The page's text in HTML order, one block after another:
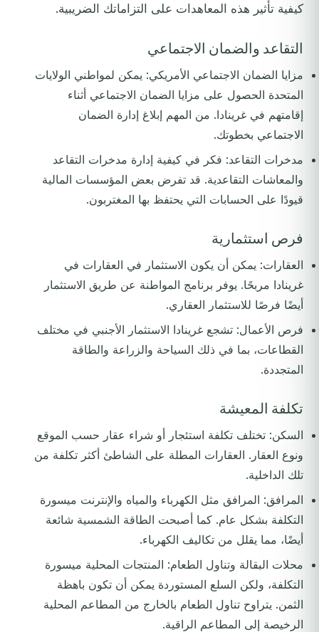
كيفية تأثير هذه المعاهدات على التزاماتك الضريبية.
التقاعد والضمان الاجتماعي
مزايا الضمان الاجتماعي الأمريكي: يمكن لمواطني الولايات
المتحدة الحصول على مزايا الضمان الاجتماعي أثناء
إقامتهم في غرينادا. من المهم إبلاغ إدارة الضمان
الاجتماعي بخطوتك.
مدخرات التقاعد: فكر في كيفية إدارة مدخرات التقاعد
والمعاشات التقاعدية. قد تفرض بعض المؤسسات المالية
قيودًا على الحسابات التي يحتفظ بها المغتربون.
فرص استثمارية
العقارات: يمكن أن يكون الاستثمار في العقارات في
غرينادا مربحًا. يوفر برنامج المواطنة عن طريق الاستثمار
أيضًا فرصًا للاستثمار العقاري.
فرص الأعمال: تشجع غرينادا الاستثمار الأجنبي في مختلف
القطاعات، بما في ذلك السياحة والزراعة والطاقة
المتجددة.
تكلفة المعيشة
السكن: تختلف تكلفة استئجار أو شراء عقار حسب الموقع
ونوع العقار. العقارات المطلة على الشاطئ أكثر تكلفة من
تلك الداخلية.
المرافق: المرافق مثل الكهرباء والمياه والإنترنت ميسورة
التكلفة بشكل عام. كما أصبحت الطاقة الشمسية شائعة
أيضًا، مما يقلل من تكاليف الكهرباء.
محلات البقالة وتناول الطعام: المنتجات المحلية ميسورة
التكلفة، ولكن السلع المستوردة يمكن أن تكون باهظة
الثمن. يتراوح تناول الطعام بالخارج من المطاعم المحلية
الرخيصة إلى المطاعم الراقية.